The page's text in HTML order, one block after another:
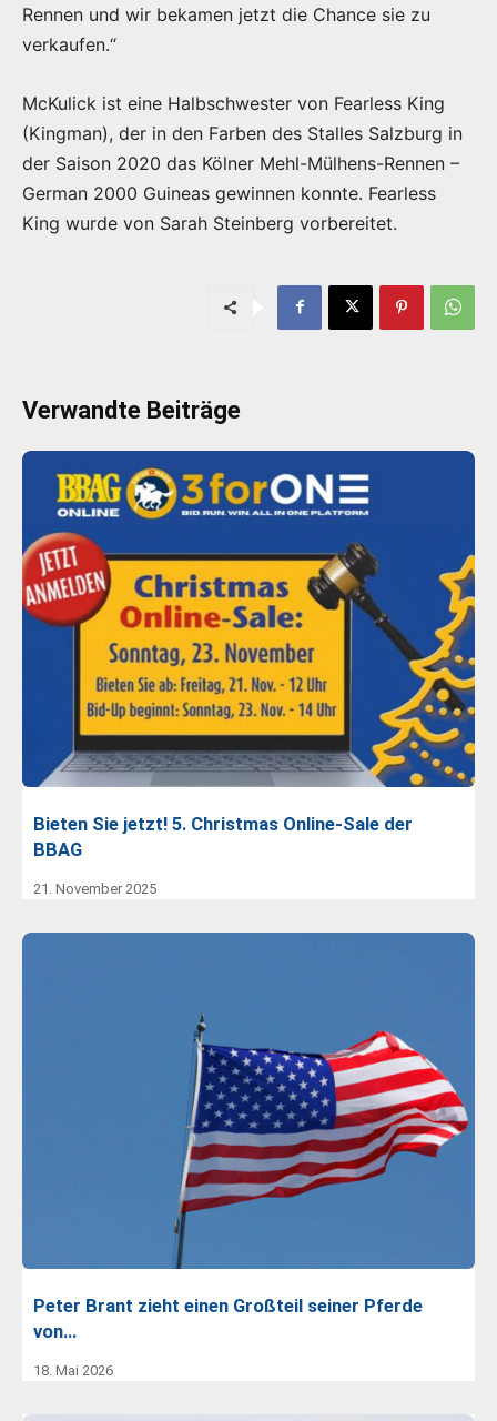
Rennen und wir bekamen jetzt die Chance sie zu
verkaufen.“
McKulick ist eine Halbschwester von Fearless King
(Kingman), der in den Farben des Stalles Salzburg in
der Saison 2020 das Kölner Mehl-Mülhens-Rennen –
German 2000 Guineas gewinnen konnte. Fearless
King wurde von Sarah Steinberg vorbereitet.
Verwandte Beiträge
Bieten Sie jetzt! 5. Christmas Online-Sale der
BBAG
21. November 2025
Peter Brant zieht einen Großteil seiner Pferde
von…
18. Mai 2026